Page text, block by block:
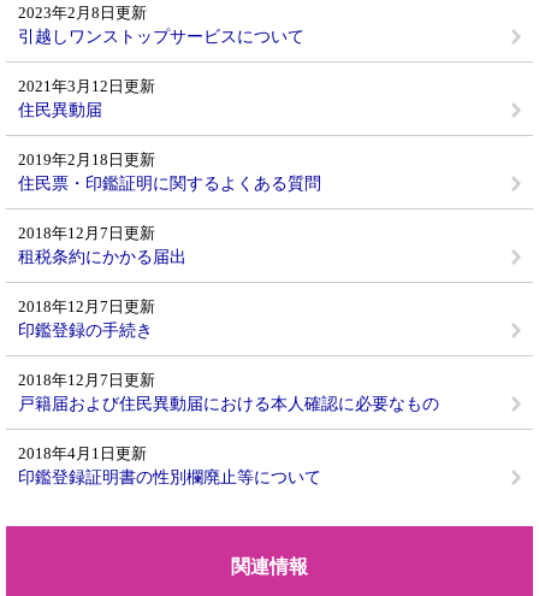
2023年2月8日更新
引越しワンストップサービスについて
2021年3月12日更新
住民異動届
2019年2月18日更新
住民票・印鑑証明に関するよくある質問
2018年12月7日更新
租税条約にかかる届出
2018年12月7日更新
印鑑登録の手続き
2018年12月7日更新
戸籍届および住民異動届における本人確認に必要なもの
2018年4月1日更新
印鑑登録証明書の性別欄廃止等について
関連情報